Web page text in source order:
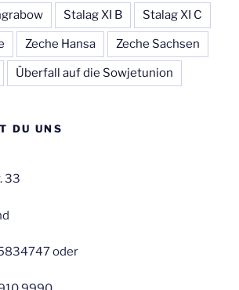
Stalag XI B Stalag XI C
Zeche Hansa Zeche Sachsen
Überfall auf die Sowjetunion
DU UNS
33
oder